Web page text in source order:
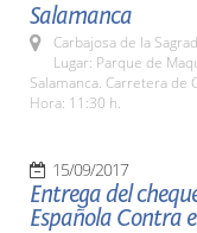
Salamanca
Carbajosa de la
Lugar: Parque de
Salamanca. Carretera de
Hora: 11:30 h.
15/09/2017
Entrega del
Española Contra